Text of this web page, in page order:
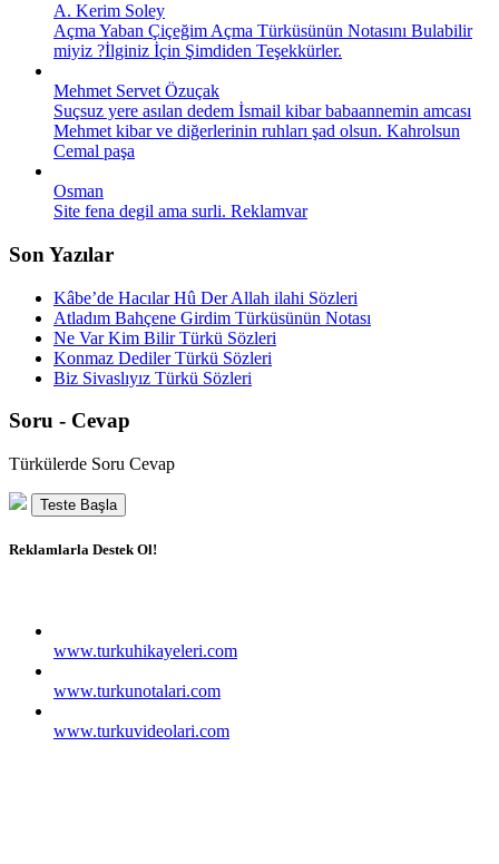
A. Kerim Soley
Açma Yaban Çiçeğim Açma Türküsünün Notasını Bulabilir
miyiz ?İlginiz İçin Şimdiden Teşekkürler.
Mehmet Servet Özuçak
Suçsuz yere asılan dedem İsmail kibar babaannemin amcası
Mehmet kibar ve diğerlerinin ruhları şad olsun. Kahrolsun
Cemal paşa
Osman
Site fena degil ama surli. Reklamvar
Son Yazılar
Kâbe’de Hacılar Hû Der Allah ilahi Sözleri
Atladım Bahçene Girdim Türküsünün Notası
Ne Var Kim Bilir Türkü Sözleri
Konmaz Dediler Türkü Sözleri
Biz Sivaslıyız Türkü Sözleri
Soru - Cevap
Türkülerde Soru Cevap
Teste Başla
Reklamlarla Destek Ol!
www.turkuhikayeleri.com
www.turkunotalari.com
www.turkuvideolari.com